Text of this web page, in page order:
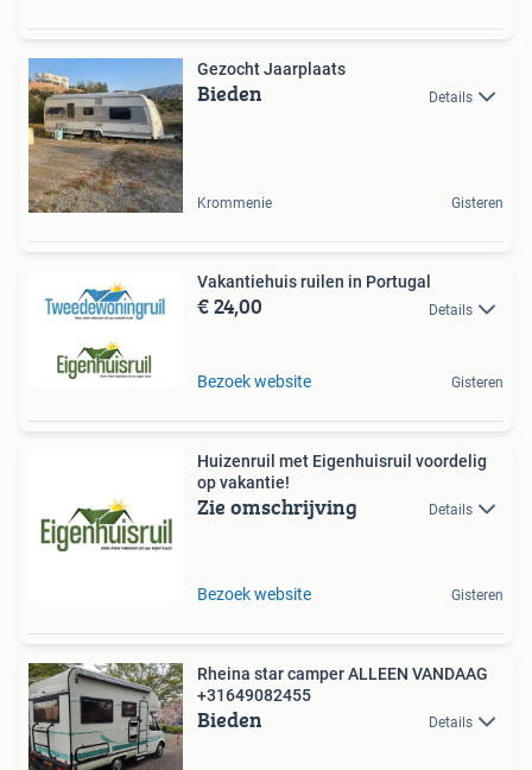
Gezocht Jaarplaats
Bieden Details
Krommenie Gisteren
Vakantiehuis ruilen in Portugal
€ 24,00 Details
Bezoek website Gisteren
Huizenruil met Eigenhuisruil voordelig
op vakantie!
Zie omschrijving Details
Bezoek website Gisteren
Rheina star camper ALLEEN VANDAAG
+31649082455
Bieden Details